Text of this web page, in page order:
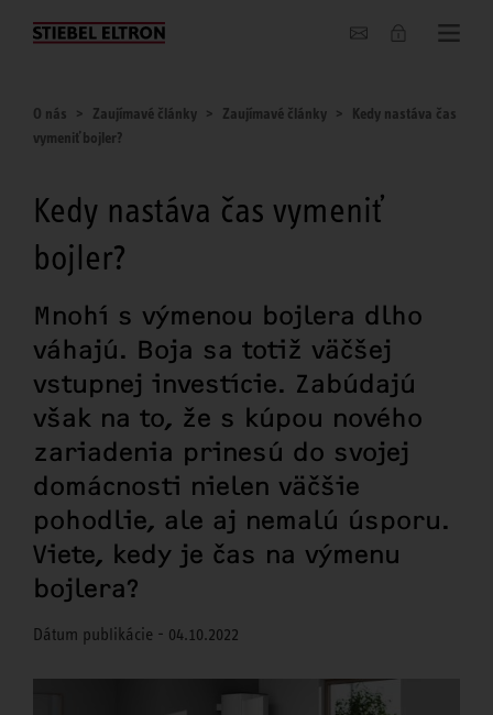
O nás
O nás Zaujímavé články Zaujímavé články
Kedy nastáva čas
vymeniť bojler?
Kedy nastáva čas vymeniť
bojler?
Mnohí s výmenou bojlera dlho
váhajú. Boja sa totiž väčšej
vstupnej investície. Zabúdajú
však na to, že s kúpou nového
zariadenia prinesú do svojej
domácnosti nielen väčšie
pohodlie, ale aj nemalú úsporu.
Viete, kedy je čas na výmenu
bojlera?
Dátum publikácie - 04.10.2022